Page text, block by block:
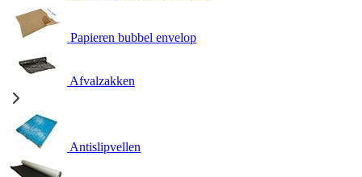
Papieren bubbel envelop
Afvalzakken
Antislipvellen